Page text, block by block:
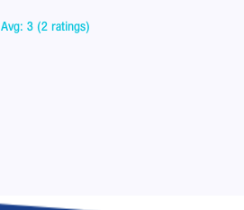
Avg: 3 (2 ratings)